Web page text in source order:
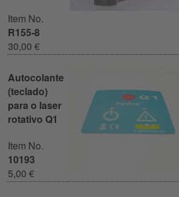
Item No.
R155-8
30,00 €
Autocolante
(teclado)
para o laser
rotativo Q1
Item No.
10193
5,00 €